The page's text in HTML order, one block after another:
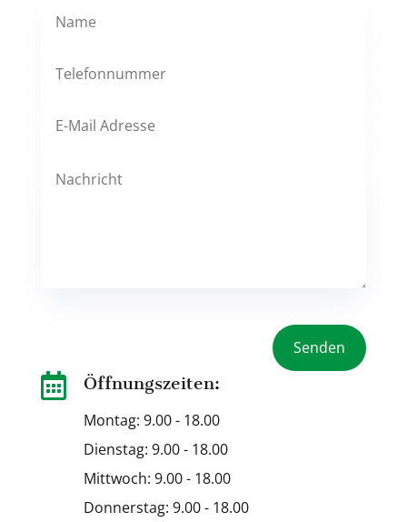
Senden
 Öffnungszeiten:
Montag: 9.00 - 18.00
Dienstag: 9.00 - 18.00
Mittwoch: 9.00 - 18.00
Donnerstag: 9.00 - 18.00